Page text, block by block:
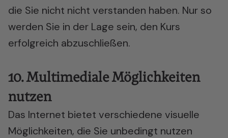
die Sie nicht nicht verstanden haben. Nur so
werden Sie in der Lage sein, den Kurs
erfolgreich abzuschließen.
10. Multimediale Möglichkeiten
nutzen
Das Internet bietet verschiedene visuelle
Möglichkeiten, die Sie unbedingt nutzen